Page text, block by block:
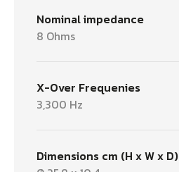
Nominal impedance
8 Ohms
X-Over Frequenies
3,300 Hz
Dimensions cm (H x W x D)